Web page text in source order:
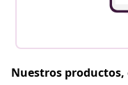
Nuestros